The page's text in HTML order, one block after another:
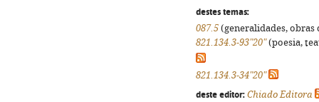
destes temas:
087.5 (generalidades,
821.134.3-93"20"(poesia,
821.134.3-34"20"
deste editor: Chiado Editora